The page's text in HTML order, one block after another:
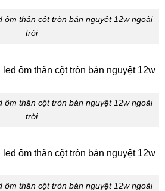
ôm thân cột tròn bán nguyệt 12w ngoài
trời
ôm thân cột tròn bán nguyệt 12w ngoài
trời
ôm thân cột tròn bán nguyệt 12w ngoài